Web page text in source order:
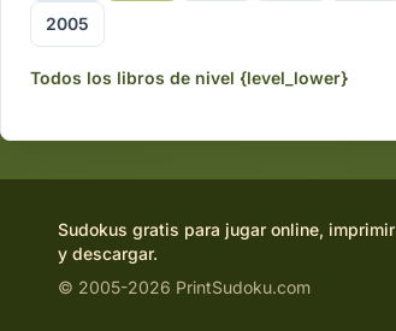
2005
Todos los libros de nivel {level_lower}
Sudokus gratis para jugar online, imprimir
y descargar.
© 2005-2026 PrintSudoku.com